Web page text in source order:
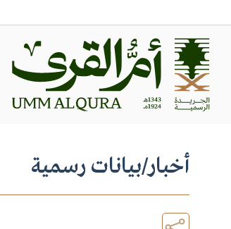
أخبار/بيانات رسمية